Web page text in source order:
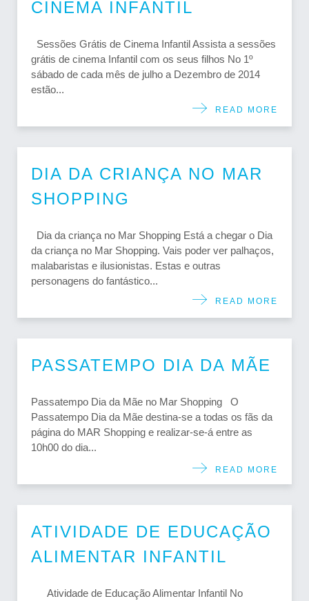
CINEMA INFANTIL
Sessões Grátis de Cinema Infantil Assista a sessões
grátis de cinema Infantil com os seus filhos No 1º
sábado de cada mês de julho a Dezembro de 2014
estão...
READ MORE
DIA DA CRIANÇA NO MAR
SHOPPING
Dia da criança no Mar Shopping Está a chegar o Dia
da criança no Mar Shopping. Vais poder ver palhaços,
malabaristas e ilusionistas. Estas e outras
personagens do fantástico...
READ MORE
PASSATEMPO DIA DA MÃE
Passatempo Dia da Mãe no Mar Shopping O
Passatempo Dia da Mãe destina-se a todas os fãs da
página do MAR Shopping e realizar-se-á entre as
10h00 do dia...
READ MORE
ATIVIDADE DE EDUCAÇÃO
ALIMENTAR INFANTIL
Atividade de Educação Alimentar Infantil No